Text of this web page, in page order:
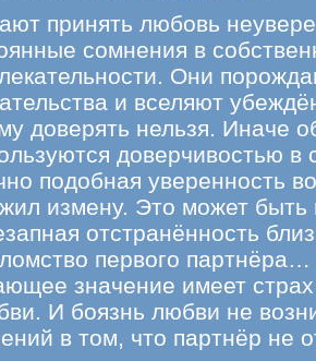
принять любовь
сомнения в
Они
и вселяют
доверять нельзя. Иначе
доверчивостью в
подобная уверенность
измену. Это может быть
отстранённость
первого
значение имеет страх
И боязнь любви не
в том, что партнёр не